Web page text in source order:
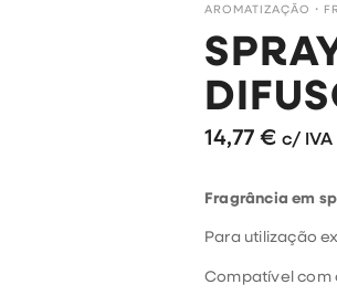
AROMATIZAÇÃO ・
14,77€ c/ IVA
Fragrância em
Para utilização
Compatível com